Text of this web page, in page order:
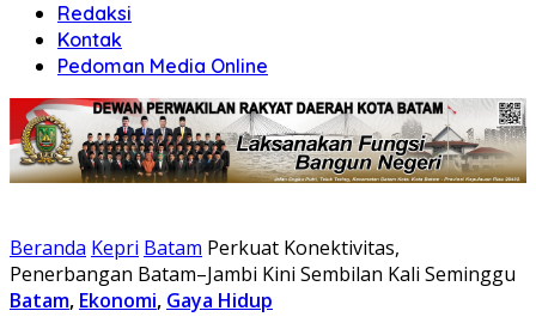
Redaksi
Kontak
Pedoman Media Online
Beranda Kepri Batam Perkuat Konektivitas,
Penerbangan Batam–Jambi Kini Sembilan Kali Seminggu
Batam, Ekonomi, Gaya Hidup